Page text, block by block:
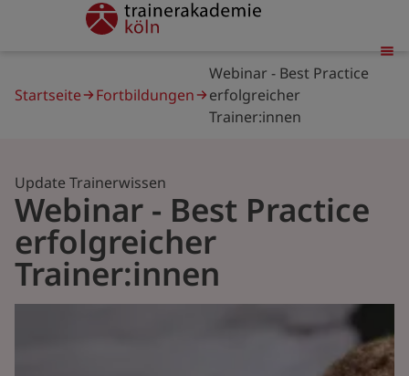
trainerakademie
Startseite
Fortbildungen
Webinar - Best Practice
erfolgreicher
Trainer:innen
Webinar - Best Practice
erfolgreicher
Trainer:innen
Update Trainerwissen